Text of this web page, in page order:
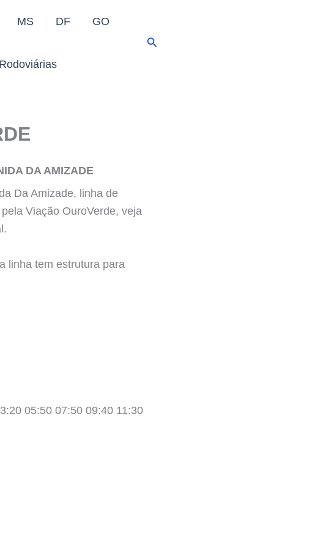
MS DF GO
Rodoviárias
Pesquisar
DA AMIZADE
Da Amizade, linha de
Viação OuroVerde, veja
linha tem estrutura para
05:50 07:50 09:40 11:30